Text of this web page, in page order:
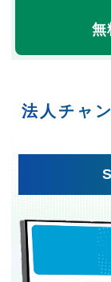
無
法人チャ